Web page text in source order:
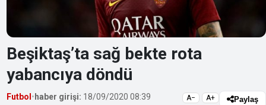
Beşiktaş’ta sağ bekte rota
yabancıya döndü
Futbol • haber girişi: 18/09/2020 08:39 A− A+ Paylaş